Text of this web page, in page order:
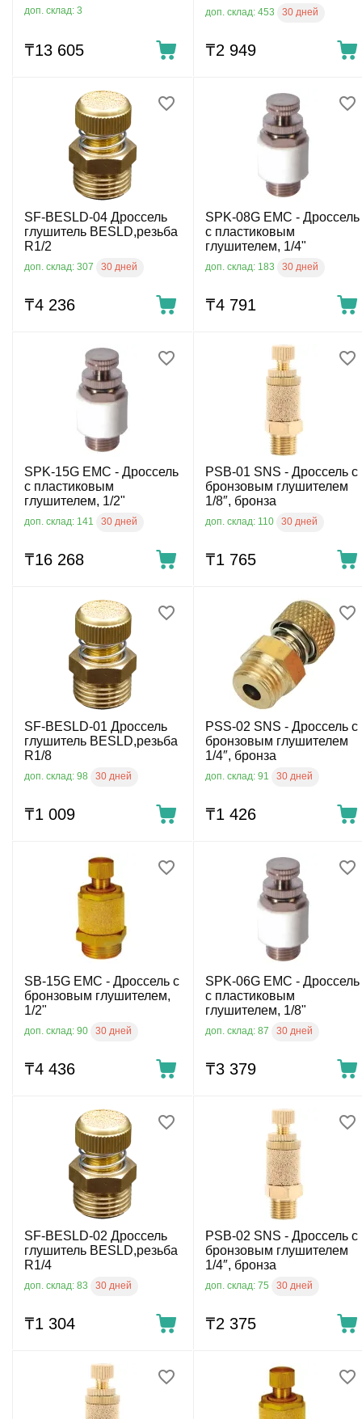
доп. склад: 3
₸13 605
доп. склад: 453 30 дней
₸2 949
SF-BESLD-04 Дроссель
глушитель BESLD,резьба
R1/2
доп. склад: 307 30 дней
₸4 236
SPK-08G EMC - Дроссель
с пластиковым
глушителем, 1/4"
доп. склад: 183 30 дней
₸4 791
SPK-15G EMC - Дроссель
с пластиковым
глушителем, 1/2"
доп. склад: 141 30 дней
₸16 268
PSB-01 SNS - Дроссель с
бронзовым глушителем
1/8″, бронза
доп. склад: 110 30 дней
₸1 765
SF-BESLD-01 Дроссель
глушитель BESLD,резьба
R1/8
доп. склад: 98 30 дней
₸1 009
PSS-02 SNS - Дроссель с
бронзовым глушителем
1/4″, бронза
доп. склад: 91 30 дней
₸1 426
SB-15G EMC - Дроссель с
бронзовым глушителем,
1/2"
доп. склад: 90 30 дней
₸4 436
SPK-06G EMC - Дроссель
с пластиковым
глушителем, 1/8"
доп. склад: 87 30 дней
₸3 379
SF-BESLD-02 Дроссель
глушитель BESLD,резьба
R1/4
доп. склад: 83 30 дней
₸1 304
PSB-02 SNS - Дроссель с
бронзовым глушителем
1/4″, бронза
доп. склад: 75 30 дней
₸2 375